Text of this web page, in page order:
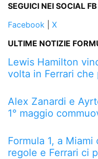
SEGUICI NEI SOCIAL
Facebook
X
ULTIME NOTIZIE
Lewis Hamilton
volta in Ferrari
Alex Zanardi e
1° maggio
Formula 1, a
regole e Ferrari ci